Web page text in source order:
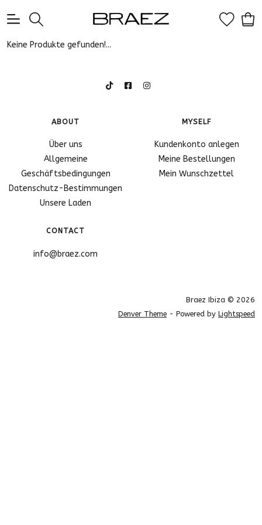
Keine Produkte gefunden!...
ABOUT
Über uns
Allgemeine
Geschäftsbedingungen
Datenschutz-Bestimmungen
Unsere Laden
MYSELF
Kundenkonto anlegen
Meine Bestellungen
Mein Wunschzettel
CONTACT
info@braez.com
Braez Ibiza © 2026
Denver Theme - Powered by Lightspeed